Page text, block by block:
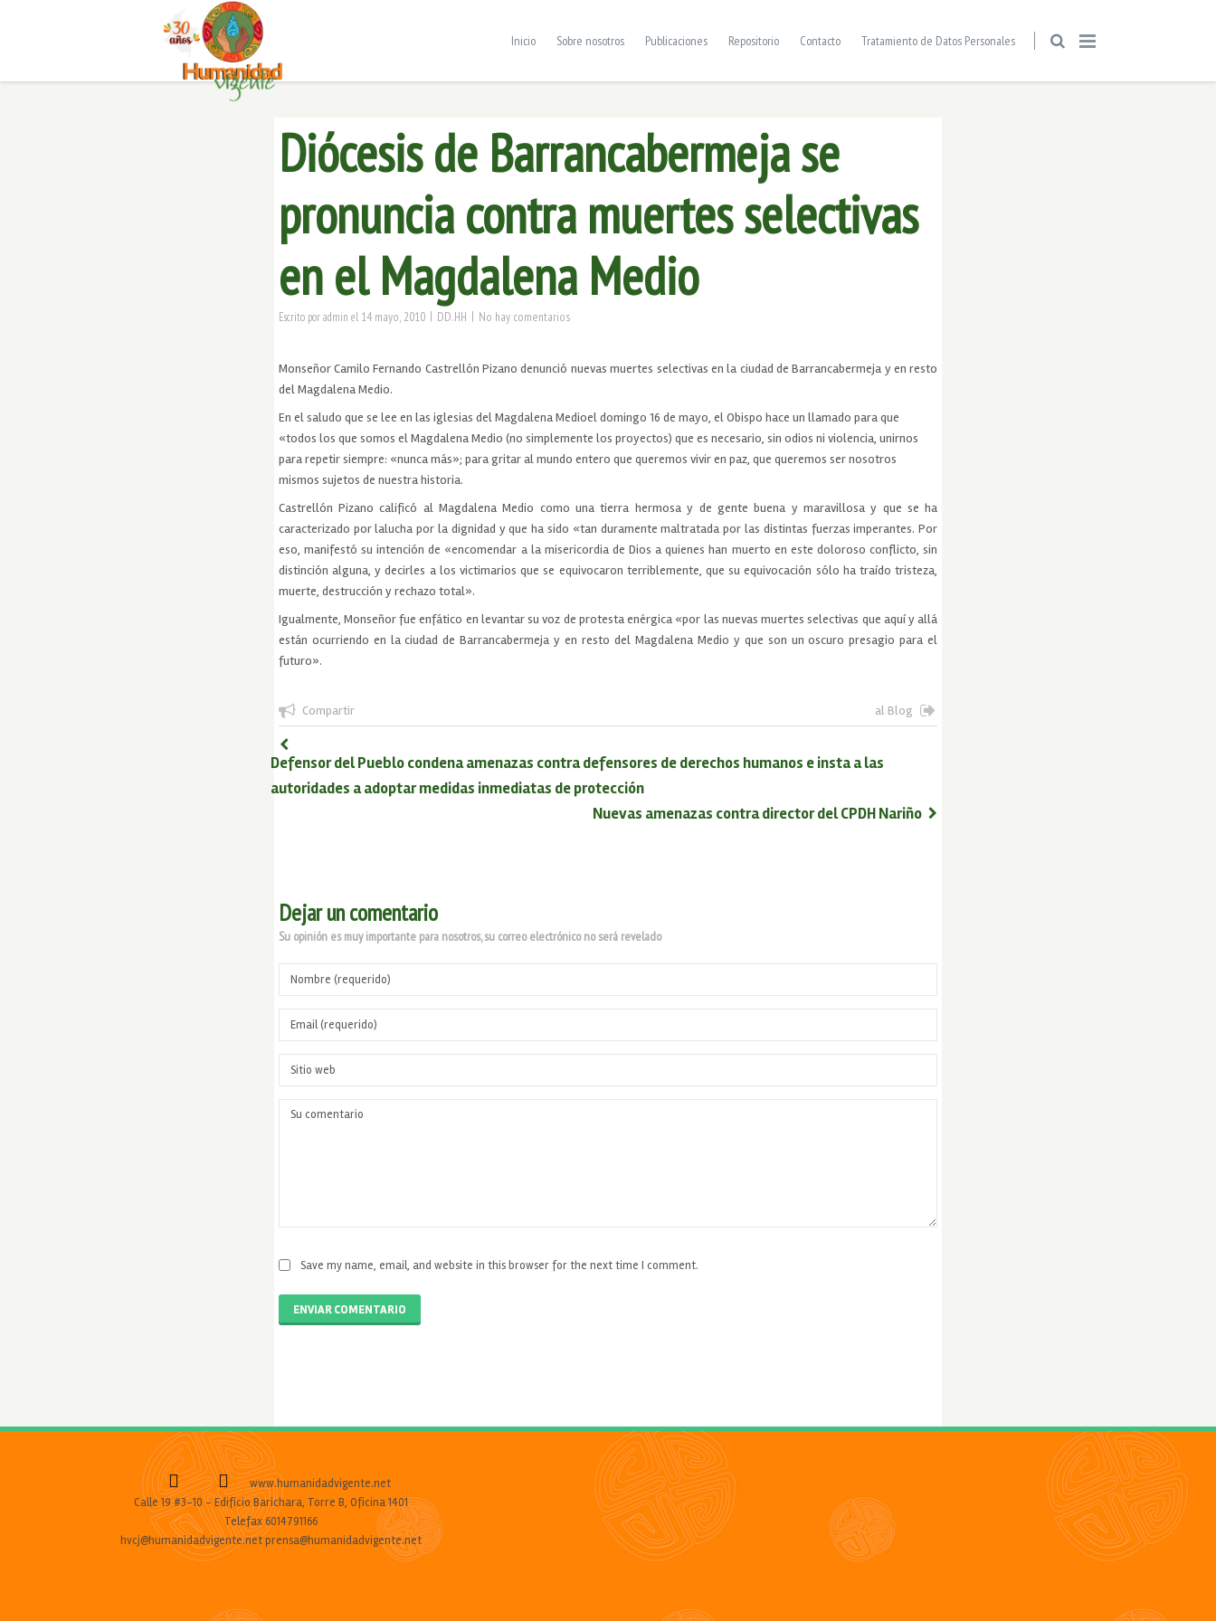
Inicio Sobre nosotros Publicaciones Repositorio Contacto Tratamiento de Datos Personales
Diócesis de Barrancabermeja se
pronuncia contra muertes selectivas
en el Magdalena Medio
Escrito poradmin el 14 mayo, 2010 | DD.HH | No hay comentarios
Monseñor Camilo Fernando Castrellón Pizano denunció nuevas muertes selectivas en la ciudad de Barrancabermeja y en resto
del Magdalena Medio.
En el saludo que se lee en las iglesias del Magdalena Medioel domingo 16 de mayo, el Obispo hace un llamado para que
«todos los que somos el Magdalena Medio (no simplemente los proyectos) que es necesario, sin odios ni violencia, unirnos
para repetir siempre: «nunca más»; para gritar al mundo entero que queremos vivir en paz, que queremos ser nosotros
mismos sujetos de nuestra historia.
Castrellón Pizano calificó al Magdalena Medio como una tierra hermosa y de gente buena y maravillosa y que se ha
caracterizado por lalucha por la dignidad y que ha sido «tan duramente maltratada por las distintas fuerzas imperantes. Por
eso, manifestó su intención de «encomendar a la misericordia de Dios a quienes han muerto en este doloroso conflicto, sin
distinción alguna, y decirles a los victimarios que se equivocaron terriblemente, que su equivocación sólo ha traído tristeza,
muerte, destrucción y rechazo total».
Igualmente, Monseñor fue enfático en levantar su voz de protesta enérgica «por las nuevas muertes selectivas que aquí y allá
están ocurriendo en la ciudad de Barrancabermeja y en resto del Magdalena Medio y que son un oscuro presagio para el
futuro».
Compartir al Blog
Defensor del Pueblo condena amenazas contra defensores de derechos humanos e insta a las
autoridades a adoptar medidas inmediatas de protección
Nuevas amenazas contra director del CPDH Nariño
Dejar un comentario
Su opinión es muy importante para nosotros, su correo electrónico no será revelado
Save my name, email, and website in this browser for the next time I comment.
ENVIAR COMENTARIO
www.humanidadvigente.net
Calle 19 #3-10 - Edificio Barichara, Torre B, Oficina 1401
Telefax 6014791166
hvcj@humanidadvigente.net prensa@humanidadvigente.net